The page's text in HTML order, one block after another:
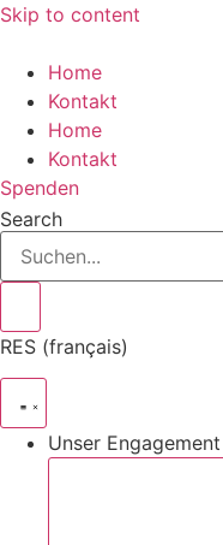
Skip to content
Home
Kontakt
Home
Kontakt
Spenden
Search
RES (français)
Unser Engagement